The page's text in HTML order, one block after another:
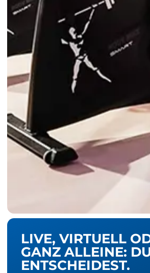
LIVE, VIRTUELL
GANZ ALLEINE:
ENTSCHEIDEST.